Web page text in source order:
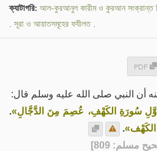
ক্যাটাগরি: আল-কুরআনুল কারীম ও কুরআন সংক্রান্ত
. সূরা ও আয়াতসমূহের ফযীলত.
PDF
أن النبي صلى الله عليه وسلم قال:
سُورَةِ الكَهْفِ، عُصِمَ مِنَ الدَّجَّالِ».
.
مسلم: 809]